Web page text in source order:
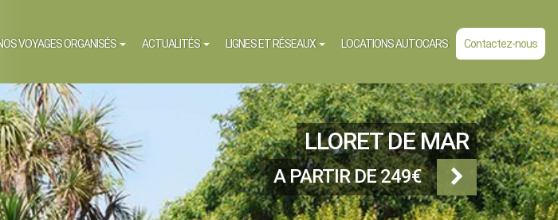
VOYAGES ORGANISÉS ACTUALITÉS LIGNES ET RÉSEAUX LOCATIONS AUTOCARS Contactez-nous
LLORET DE MAR
A PARTIR DE 249€